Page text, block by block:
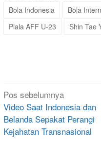
Bola Indonesia Bola
Piala AFF U-23
Shin Tae
Navigasi
pos
Pos sebelumnya
Video Saat Indonesia dan
Belanda Sepakat Perangi
Kejahatan Transnasional